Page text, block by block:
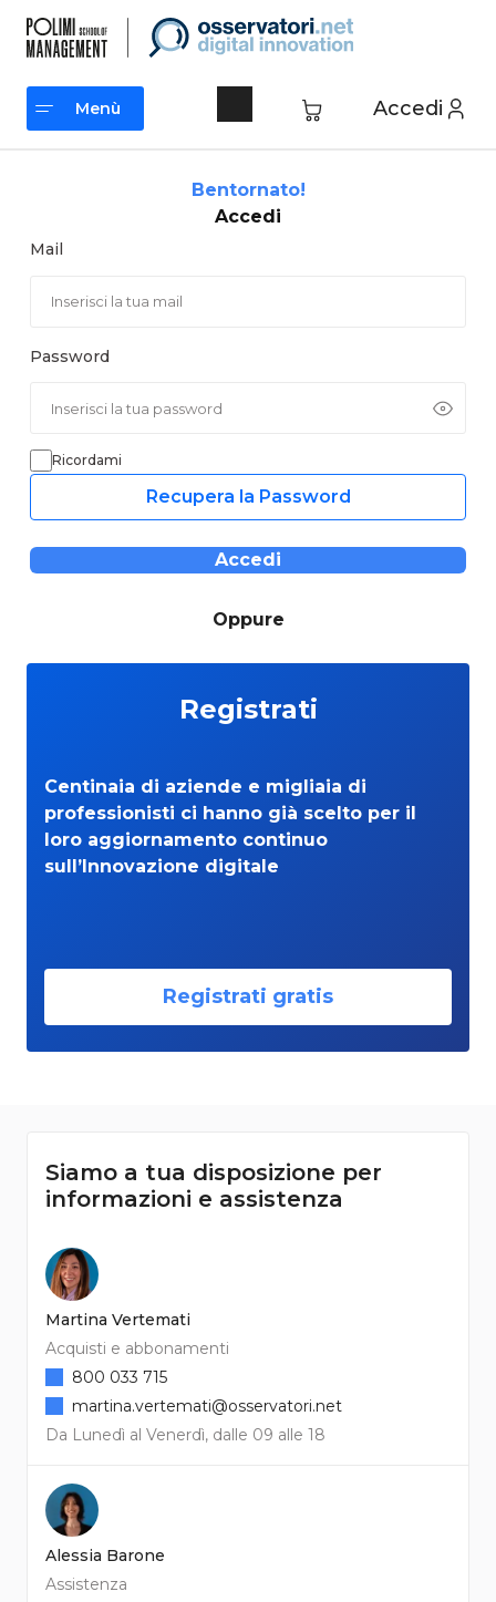
contenuto
Accedi
Menù
Bentornato!
Accedi
Mail
Password
Ricordami
Recupera la Password
Accedi
Oppure
Registrati
Centinaia di aziende e migliaia di
professionisti ci hanno già scelto per il
loro aggiornamento continuo
sull’Innovazione digitale
Registrati gratis
Siamo a tua disposizione per
informazioni e assistenza
Martina Vertemati
Acquisti e abbonamenti
Da Lunedì al Venerdì, dalle 09 alle 18
800 033 715
martina.vertemati@osservatori.net
Alessia Barone
Assistenza